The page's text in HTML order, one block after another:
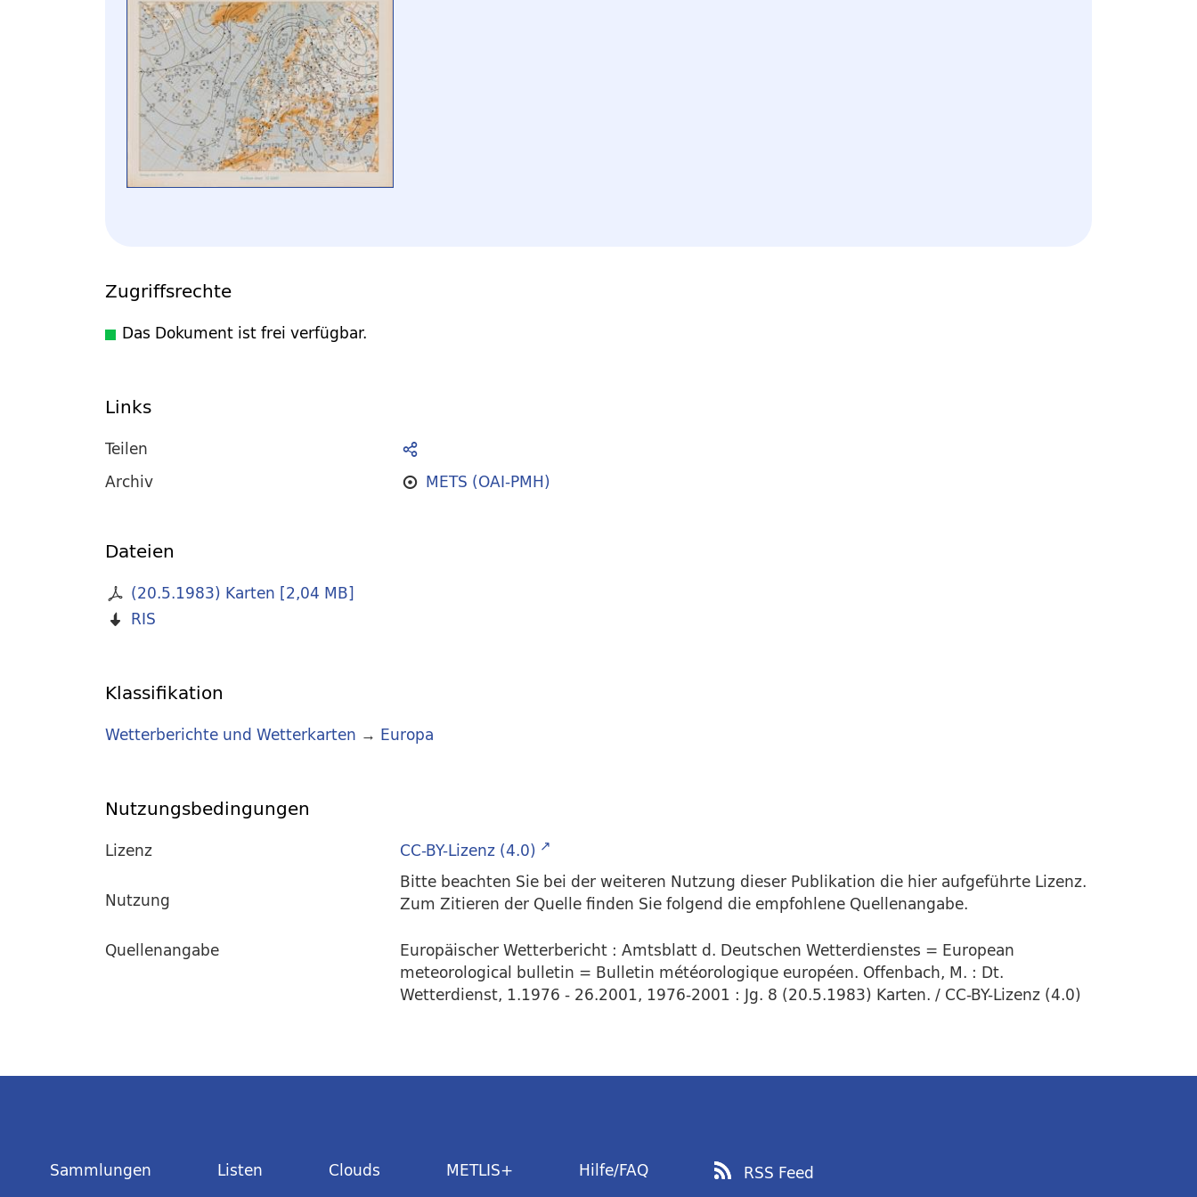
Zugriffsrechte
Das Dokument ist frei verfügbar.
Links
Teilen
Archiv
METS (OAI-PMH)
Dateien
(20.5.1983) Karten [2,04 MB]
RIS
Klassifikation
Wetterberichte und Wetterkarten → Europa
Nutzungsbedingungen
Lizenz
CC-BY-Lizenz (4.0)
Nutzung
Bitte beachten Sie bei der weiteren Nutzung dieser Publikation die hier aufgeführte Lizenz.
Zum Zitieren der Quelle finden Sie folgend die empfohlene Quellenangabe.
Quellenangabe
Europäischer Wetterbericht : Amtsblatt d. Deutschen Wetterdienstes = European
meteorological bulletin = Bulletin météorologique européen. Offenbach, M. : Dt.
Wetterdienst, 1.1976 - 26.2001, 1976-2001 : Jg. 8 (20.5.1983) Karten. / CC-BY-Lizenz (4.0)
Sammlungen Listen Clouds METLIS+ Hilfe/FAQ RSS Feed